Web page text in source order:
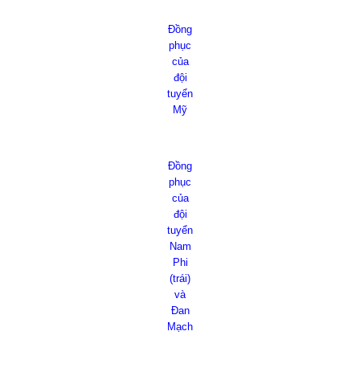
Đồng
phục
của
đội
tuyển
Mỹ
Đồng
phục
của
đội
tuyển
Nam
Phi
(trái)
và
Đan
Mạch